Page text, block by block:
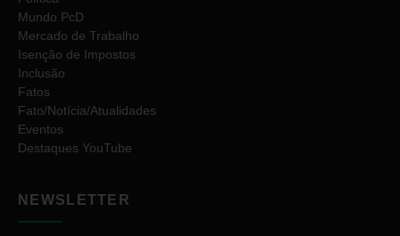
Mundo PcD
Mercado de Trabalho
Isenção de Impostos
Inclusão
Fatos
Fato/Notícia/Atualidades
Eventos
Destaques YouTube
NEWSLETTER